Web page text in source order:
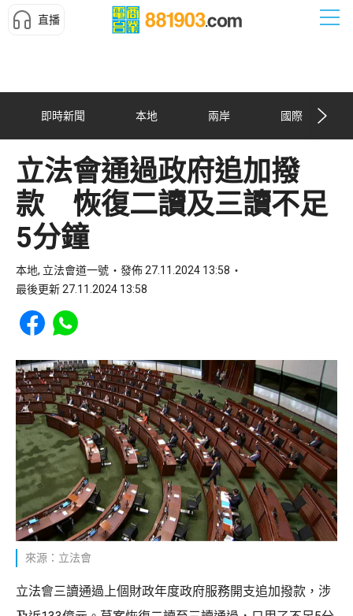
直播
即時新聞 本地 兩岸 國際
立法會通過政府追加撥
款 恢復二讀及三讀不足
5分鐘
本地, 立法會道一號
發佈 27.11.2024 13:58
最後更新 27.11.2024 13:58
Share to Facebook
Share to WhatsApp
來源：立法會
立法會三讀通過上個財政年度政府服務開支追加撥款，涉